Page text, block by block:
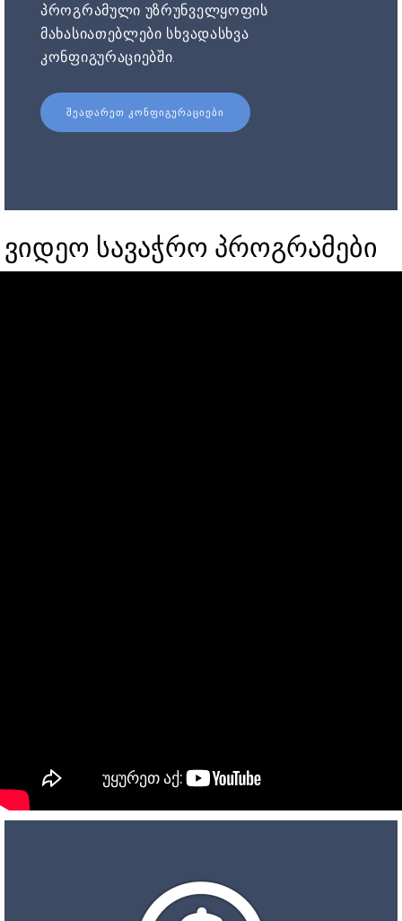
პროგრამული უზრუნველყოფის
მახასიათებლები სხვადასხვა
კონფიგურაციებში.
ᲨᲔᲐᲓᲐᲠᲔᲗ ᲙᲝᲜᲤᲘᲒᲣᲠᲐᲪᲘᲔᲑᲘ
ვიდეო სავაჭრო პროგრამები